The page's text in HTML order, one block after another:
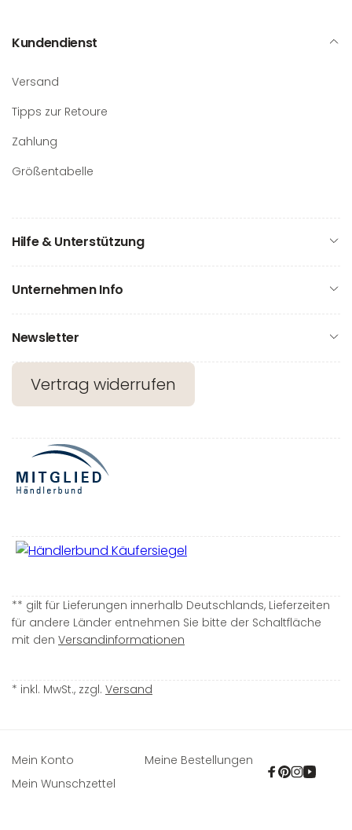
Kundendienst
Versand
Tipps zur Retoure
Zahlung
Größentabelle
Hilfe & Unterstützung
Unternehmen Info
Newsletter
Vertrag widerrufen
** gilt für Lieferungen innerhalb Deutschlands, Lieferzeiten
für andere Länder entnehmen Sie bitte der Schaltfläche
mit den Versandinformationen
* inkl. MwSt., zzgl. Versand
Mein Konto
Meine Bestellungen
Mein Wunschzettel
Facebook
Pinterest